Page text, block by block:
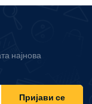
најнова
Пријави се